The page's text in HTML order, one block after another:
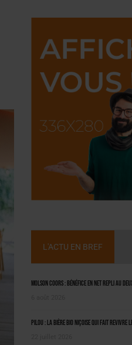
L'ACTU EN BREF
Molson Coors : bénéfice en net repli au
Pilou : la bière bio niçoise qui fait revivre